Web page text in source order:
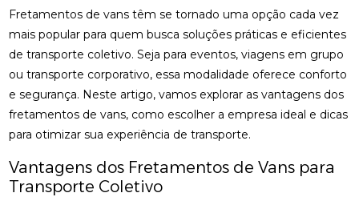
Fretamentos de vans têm se tornado uma opção cada vez
mais popular para quem busca soluções práticas e eficientes
de transporte coletivo. Seja para eventos, viagens em grupo
ou transporte corporativo, essa modalidade oferece conforto
e segurança. Neste artigo, vamos explorar as vantagens dos
fretamentos de vans, como escolher a empresa ideal e dicas
para otimizar sua experiência de transporte.
Vantagens dos Fretamentos de Vans para
Transporte Coletivo